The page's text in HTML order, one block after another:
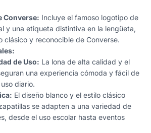
Converse: Incluye el famoso logotipo de
y una etiqueta distintiva en la lengüeta,
clásico y reconocible de Converse.
de Uso: La lona de alta calidad y el
una experiencia cómoda y fácil de
diario.
El diseño blanco y el estilo clásico
se adapten a una variedad de
desde el uso escolar hasta eventos